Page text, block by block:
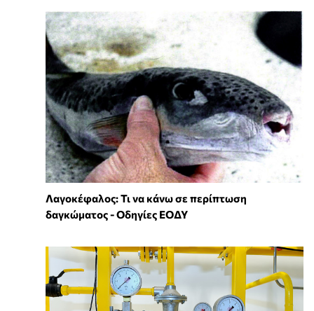
Λαγοκέφαλος: Τι να κάνω σε περίπτωση
δαγκώματος - Οδηγίες ΕΟΔΥ